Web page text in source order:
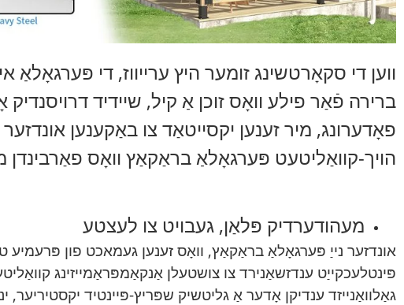
ווען די סקאָרטשינג זומער היץ ערייווז, די פּערגאָלאַ
ברירה פֿאַר פילע וואָס זוכן אַ קיל, שיידיד דרויסנדיק
פאָדערונג, מיר זענען יקסייטאַד צו באַקענען
הויך-קוואַליטעט פּערגאָלאַ בראַקאַץ וואָס
מעהודערדיק פּלאַן, געבויט צו לעצטע
אונדזער נייַ פּערגאָלאַ בראַקאַץ, וואָס זענען געמאכט פון פּרעמיע
פּינטלעכקייַט ענדזשאַנירד צו צושטעלן אַנקאַמפּראַמייזינג
גאַלוואַנייזד ענדיקן אָדער אַ גליטשיק שפּריץ-פּיינטיד יקסטיריער,